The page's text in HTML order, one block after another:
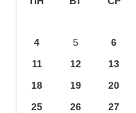
4
5 6
11
12 13
18
19 20
25
26 27